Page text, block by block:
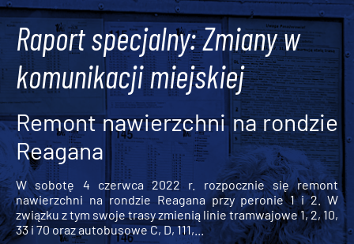
Raport specjalny: Zmiany w
komunikacji miejskiej
Remont nawierzchni na rondzie
Reagana
W sobotę 4 czerwca 2022 r. rozpocznie się remont
nawierzchni na rondzie Reagana przy peronie 1 i 2. W
związku z tym swoje trasy zmienią linie tramwajowe 1, 2, 10,
33 i 70 oraz autobusowe C, D, 111,...